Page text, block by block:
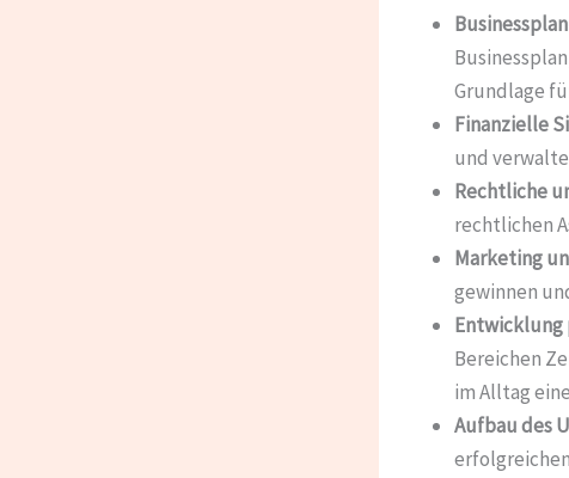
Grundlage
Finanzielle
und
Rechtliche
rechtlichen
Marketing
gewinnen
Entwicklung
Bereichen
im Alltag
Aufbau des